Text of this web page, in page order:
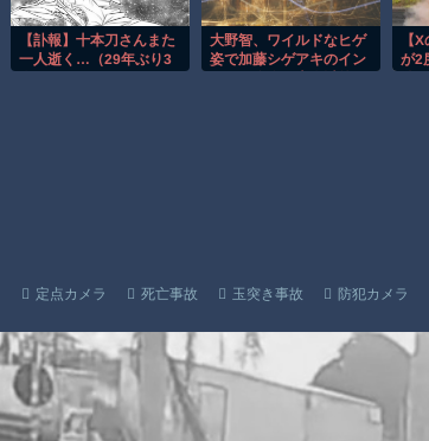
【訃報】十本刀さんまた
一人逝く…（29年ぶり3
大野智、ワイルドなヒゲ
姿で加藤シゲアキのイン
【
が2
定点カメラ 死亡事故 玉突き事故 防犯カメラ